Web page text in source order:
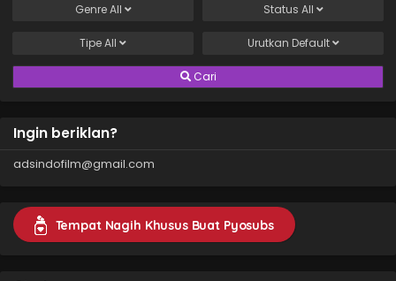
GenreAll Status All
TipeAll Urutkan Default
Cari
Ingin beriklan?
adsindofilm@gmail.com
Tempat Nagih Khusus Buat Pyosubs